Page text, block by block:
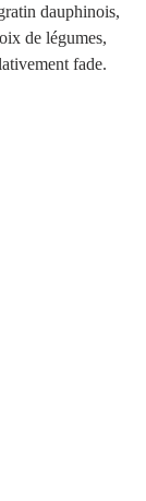
dauphinois,
de légumes,
fade.